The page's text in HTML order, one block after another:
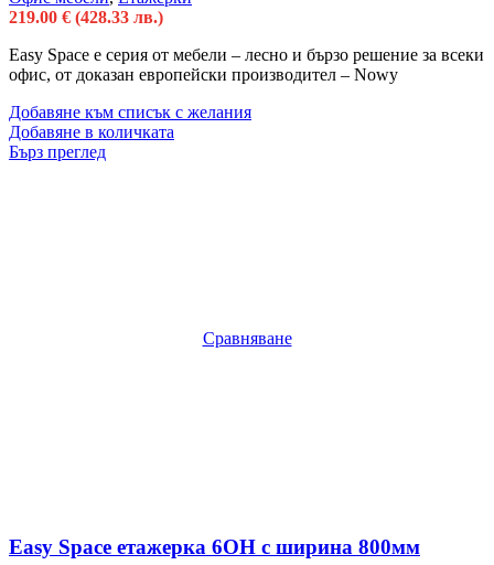
219.00 € (428.33 лв.)
Easy Space е серия от мебели – лесно и бързо решение за всеки
офис, от доказан европейски производител – Nowy
Добавяне към списък с желания
Добавяне в количката
Бърз преглед
Сравняване
Easy Space етажерка 6OH с ширина 800мм